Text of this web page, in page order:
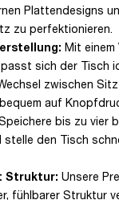
Plattendesigns
zu perfektionieren.
Mit einem
sich der Tisch
zwischen
auf
bis zu vier
den Tisch
Struktur: Unsere
fühlbarer Struktur